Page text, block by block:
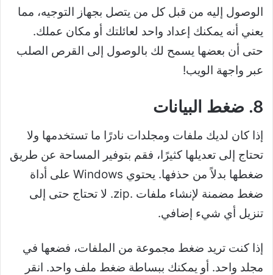
الوصول إليه من قبل كل من يتصل بجهاز التوجيه، مما
يعني أنه يمكنك إعداد واحد لعائلتك أو مكان عملك.
حتى أن بعضها يسمح لك بالوصول إلى القرص الصلب
عبر واجهة الويب!
8. ضغط البيانات
إذا كان لديك ملفات ومجلدات نادرًا ما تستخدمها ولا
تحتاج إلى تعديلها كثيرًا، فقم بتوفير المساحة عن طريق
ضغطها بدلاً من حذفها. يحتوي Windows على أداة
ضغط مضمنة لإنشاء ملفات .zip. لا تحتاج حتى إلى
تنزيل أي شيء إضافي.
إذا كنت تريد ضغط مجموعة من الملفات، فضعها في
مجلد واحد. أو يمكنك ببساطة ضغط ملف واحد. انقر